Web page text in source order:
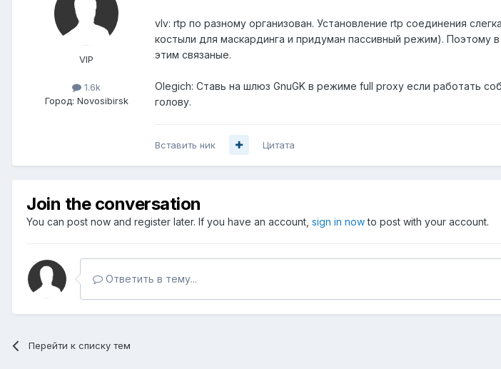
VIP
1.6k
Город: Novosibirsk
vIv: rtp по разному организован. Установление rtp соединения
костыли для маскардинга и придуман пассивный режим). Поэтому
этим связаные.
Olegich: Ставь на шлюз GnuGK в режиме full proxy если работать
голову.
Вставить ник Цитата
Join the conversation
You can post now and register later. If you have an account, sign in nowto post with your account.
Ответить в тему...
Перейти к списку тем